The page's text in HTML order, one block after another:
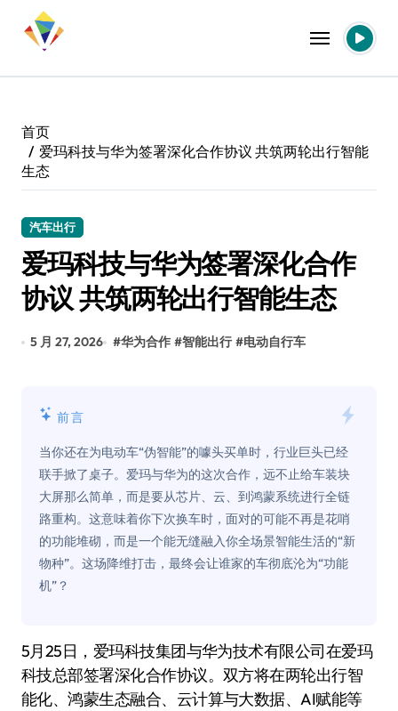
首页
爱玛科技与华为签署深化合作协议 共筑两轮出行智能
生态
汽车出行
爱玛科技与华为签署深化合作
协议 共筑两轮出行智能生态
5 月 27, 2026 #华为合作 #智能出行 #电动自行车
前言
当你还在为电动车“伪智能”的噱头买单时，行业巨头已经
联手掀了桌子。爱玛与华为的这次合作，远不止给车装块
大屏那么简单，而是要从芯片、云、到鸿蒙系统进行全链
路重构。这意味着你下次换车时，面对的可能不再是花哨
的功能堆砌，而是一个能无缝融入你全场景智能生活的“新
物种”。这场降维打击，最终会让谁家的车彻底沦为“功能
机”？
5月25日，爱玛科技集团与华为技术有限公司在爱玛
科技总部签署深化合作协议。双方将在两轮出行智
能化、鸿蒙生态融合、云计算与大数据、AI赋能等